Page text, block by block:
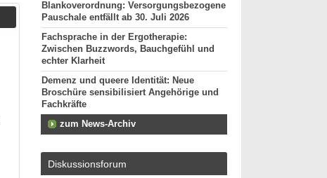
Blankoverordnung: Versorgungsbezogene
Pauschale entfällt ab 30. Juli 2026
Fachsprache in der Ergotherapie:
Zwischen Buzzwords, Bauchgefühl und
echter Klarheit
Demenz und queere Identität: Neue
Broschüre sensibilisiert Angehörige und
Fachkräfte
zum News-Archiv
Diskussionsforum